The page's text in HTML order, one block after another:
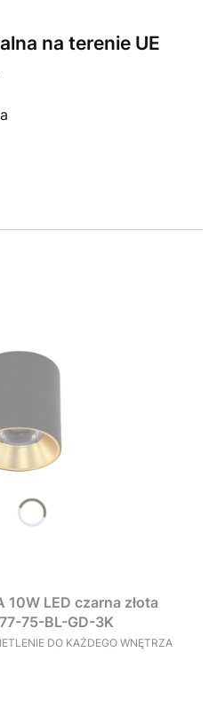
na terenie UE
10W LED czarna złota
75-BL-GD-3K
DO KAŻDEGO WNĘTRZA